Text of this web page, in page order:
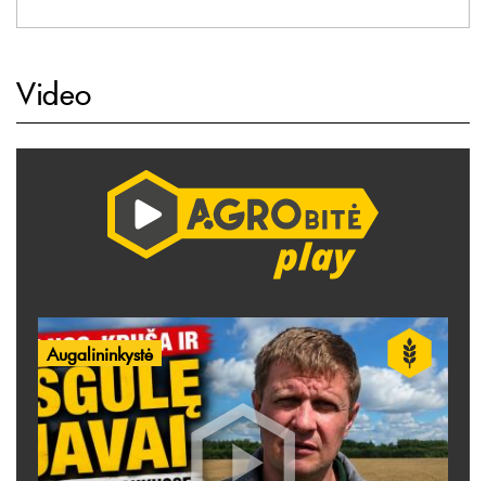
Video
Augalininkystė